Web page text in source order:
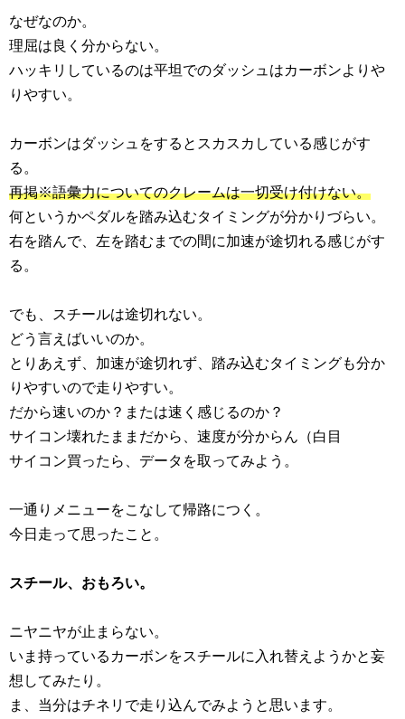
なぜなのか。
理屈は良く分からない。
ハッキリしているのは平坦でのダッシュはカーボンよりや
りやすい。
カーボンはダッシュをするとスカスカしている感じがす
る。
再掲※語彙力についてのクレームは一切受け付けない。
何というかペダルを踏み込むタイミングが分かりづらい。
右を踏んで、左を踏むまでの間に加速が途切れる感じがす
る。
でも、スチールは途切れない。
どう言えばいいのか。
とりあえず、加速が途切れず、踏み込むタイミングも分か
りやすいので走りやすい。
だから速いのか？または速く感じるのか？
サイコン壊れたままだから、速度が分からん（白目
サイコン買ったら、データを取ってみよう。
一通りメニューをこなして帰路につく。
今日走って思ったこと。
スチール、おもろい。
ニヤニヤが止まらない。
いま持っているカーボンをスチールに入れ替えようかと妄
想してみたり。
ま、当分はチネリで走り込んでみようと思います。